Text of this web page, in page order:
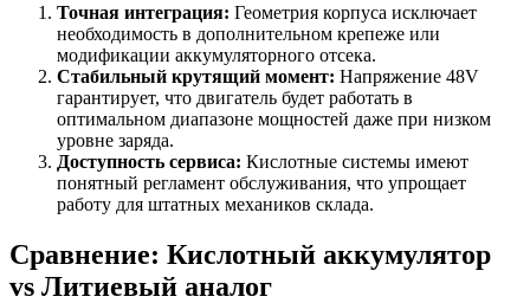
Точная интеграция: Геометрия корпуса исключает
необходимость в дополнительном крепеже или
модификации аккумуляторного отсека.
Стабильный крутящий момент: Напряжение 48V
гарантирует, что двигатель будет работать в
оптимальном диапазоне мощностей даже при низком
уровне заряда.
Доступность сервиса: Кислотные системы имеют
понятный регламент обслуживания, что упрощает
работу для штатных механиков склада.
Сравнение: Кислотный аккумулятор
vs Литиевый аналог